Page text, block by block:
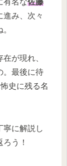
有名な佐藤
進み、次々
が現れ、
。最後に待
史に残る名
寧に解説し
う！